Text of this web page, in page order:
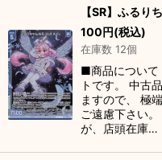
【SR】ふる
100円(税込)
在庫数 12個
■商品について
トです。 中古
ますので、 極
ご遠慮下さい
が、店頭在庫…